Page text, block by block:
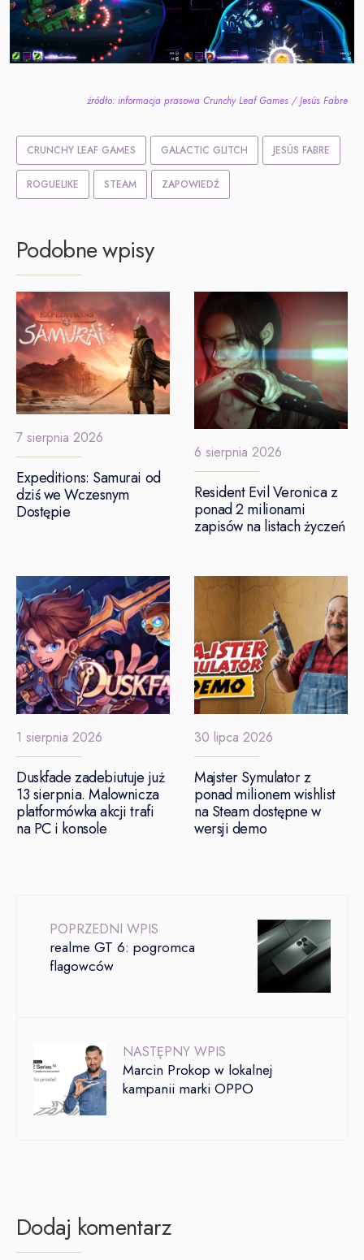
źródło: informacja prasowa Crunchy Leaf Games / Jesús Fabre
CRUNCHY LEAF GAMES GALACTIC GLITCH JESÚS FABRE
ROGUELIKE STEAM ZAPOWIEDŹ
Podobne wpisy
7 sierpnia 2026
Expeditions: Samurai od
dziś we Wczesnym
Dostępie
6 sierpnia 2026
Resident Evil Veronica z
ponad 2 milionami
zapisów na listach życzeń
1 sierpnia 2026
Duskfade zadebiutuje już
13 sierpnia. Malownicza
platformówka akcji trafi
na PC i konsole
30 lipca 2026
Majster Symulator z
ponad milionem wishlist
na Steam dostępne w
wersji demo
POPRZEDNI WPIS
realme GT 6: pogromca
flagowców
NASTĘPNY WPIS
Marcin Prokop w lokalnej
kampanii marki OPPO
Dodaj komentarz